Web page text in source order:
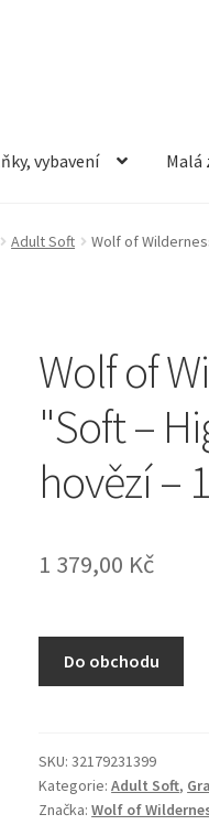
vybavení Malá
vybavení Můj účet Obchod
Adult Soft Wolf of
Wolf of
"Soft –
hovězí –
1 379,00 Kč
Do obchodu
SKU:32179231399
Kategorie:Adult Soft,
Značka:Wolf of